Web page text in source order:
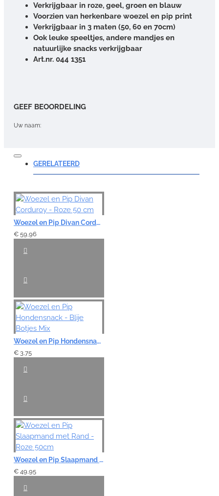
Verkrijgbaar in roze, geel, groen en blauw
Voorzien van herkenbare woezel en pip print
Verkrijgbaar in 3 maten (50, 60 en 70cm)
Ook leuke speeltjes, andere mandjes en
natuurlijke snacks verkrijgbaar
Art.nr. 044 1351
GEEF BEOORDELING
Uw naam:
Opmerking:
Note:HTML-code wordt niet vertaald!
Waardering:
GERELATEERD
Woezel en Pip Divan Corduroy - Roze 50 cm
€ 59,96
Woezel en Pip Hondensnack - Blije Botjes Mix
€ 3,75
Woezel en Pip Slaapmand met Rand - Roze 50cm
€ 49,95